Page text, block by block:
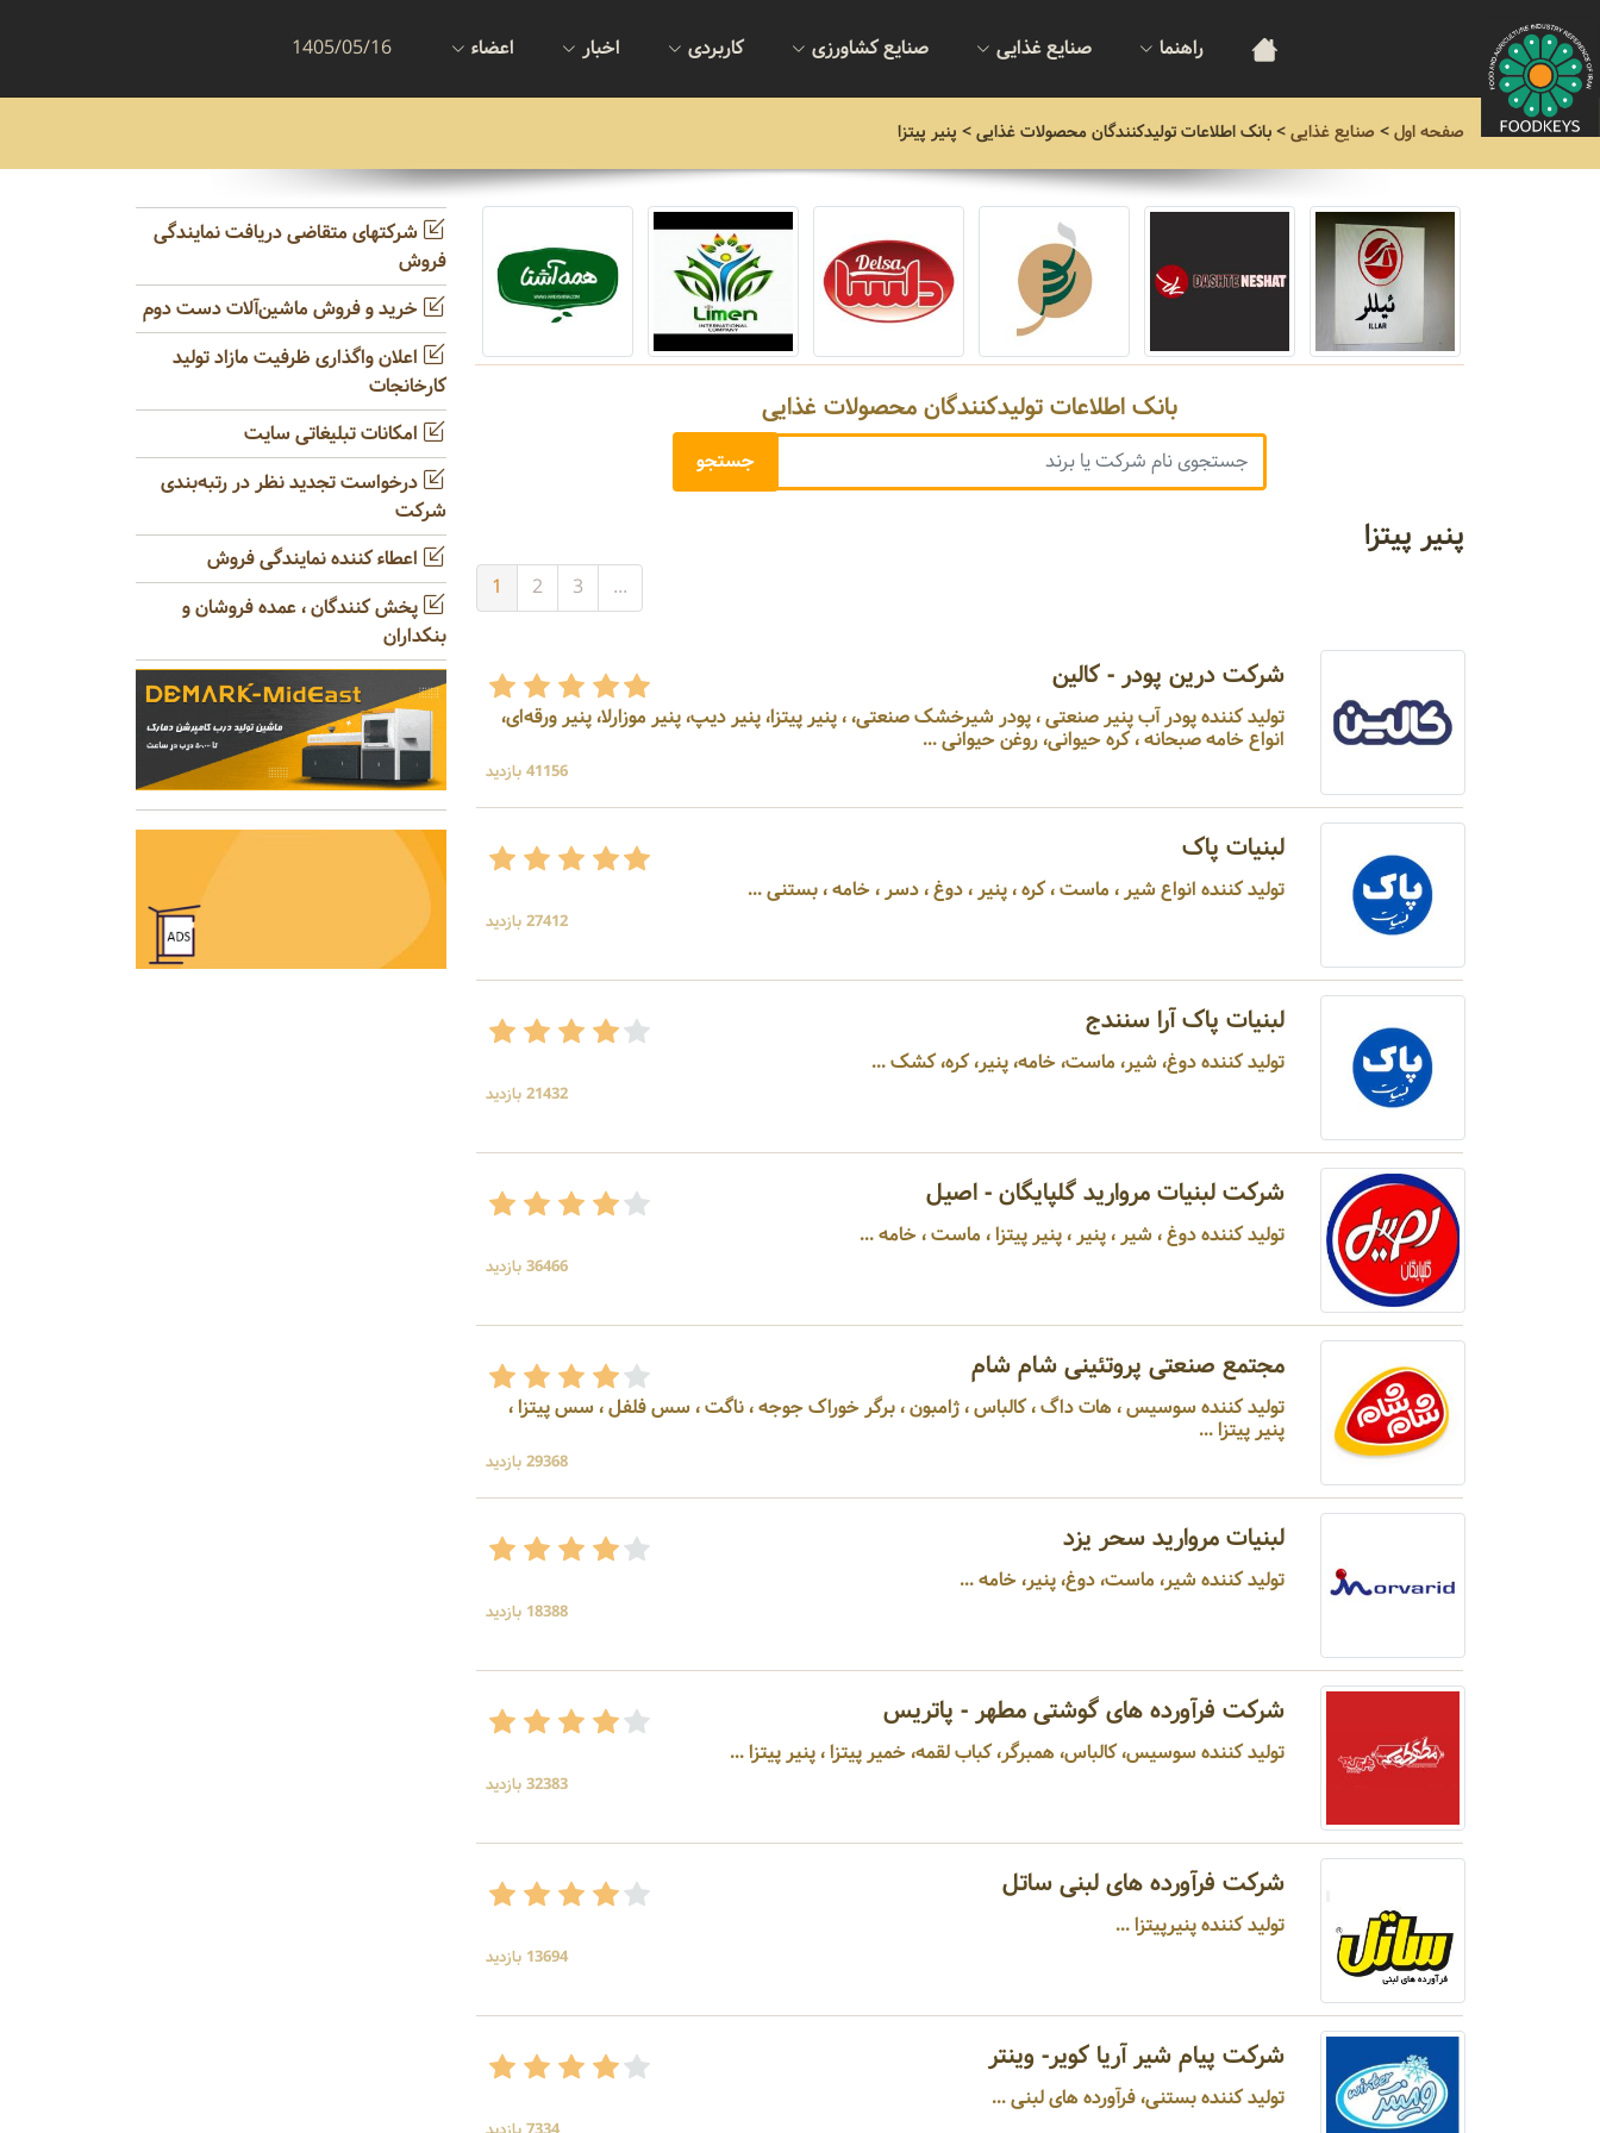
راهنما صنایع غذایی صنایع کشاورزی کاربردی اخبار اعضاء 1405/05/16
صفحه اول> صنایع غذایی>بانک اطلاعات تولیدکنندگان محصولات غذایی> پنیر پیتزا
بانک اطلاعات تولیدکنندگان محصولات غذایی
پنیر پیتزا
1 2 3 ...
شرکت درین پودر - کالین
تولید کننده پودر آب پنیر صنعتی ، پودر شیرخشک صنعتی، ، پنیر پیتزا، پنیر دیپ، پنیر موزارلا، پنیر ورقه‌ای،
انواع خامه صبحانه ، کره حیوانی، روغن حیوانی ...
41156 بازدید
لبنیات پاک
تولید کننده انواع شیر ، ماست ، کره ، پنیر ، دوغ ، دسر ، خامه ، بستنی ...
27412 بازدید
لبنیات پاک آرا سنندج
تولید کننده دوغ، شیر، ماست، خامه، پنیر، کره، کشک ...
21432 بازدید
شرکت لبنیات مروارید گلپایگان - اصیل
تولید کننده دوغ ، شیر ، پنیر ، پنیر پیتزا ، ماست ، خامه ...
36466 بازدید
مجتمع صنعتی پروتئینی شام شام
تولید کننده سوسیس ، هات داگ ، کالباس ، ژامبون ، برگر خوراک جوجه ، ناگت ، سس فلفل ، سس پیتزا ،
پنیر پیتزا ...
29368 بازدید
لبنیات مروارید سحر یزد
تولید کننده شیر، ماست، دوغ، پنیر، خامه ...
18388 بازدید
شرکت فرآورده های گوشتی مطهر - پاتریس
تولید کننده سوسیس، کالباس، همبرگر، کباب لقمه، خمیر پیتزا ، پنیر پیتزا ...
32383 بازدید
شرکت فرآورده های لبنی ساتل
تولید کننده پنیرپیتزا ...
13694 بازدید
شرکت پیام شیر آریا کویر- وینتر
تولید کننده بستنی، فرآورده های لبنی ...
شرکتهای متقاضی دریافت نمایندگی
فروش
خرید و فروش ماشین‌آلات دست دوم
اعلان واگذاری ظرفیت مازاد تولید
کارخانجات
امکانات تبلیغاتی سایت
درخواست تجدید نظر در رتبه‌بندی
شرکت
اعطاء کننده نمایندگی فروش
پخش کنندگان ، عمده فروشان و
بنکداران